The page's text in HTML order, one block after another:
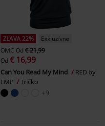
ZĽAVA 22%
Exkluzívne
OMC Od € 21,99
Od € 16,99
Can You Read My Mind
RED by
EMP
Tričko
+9